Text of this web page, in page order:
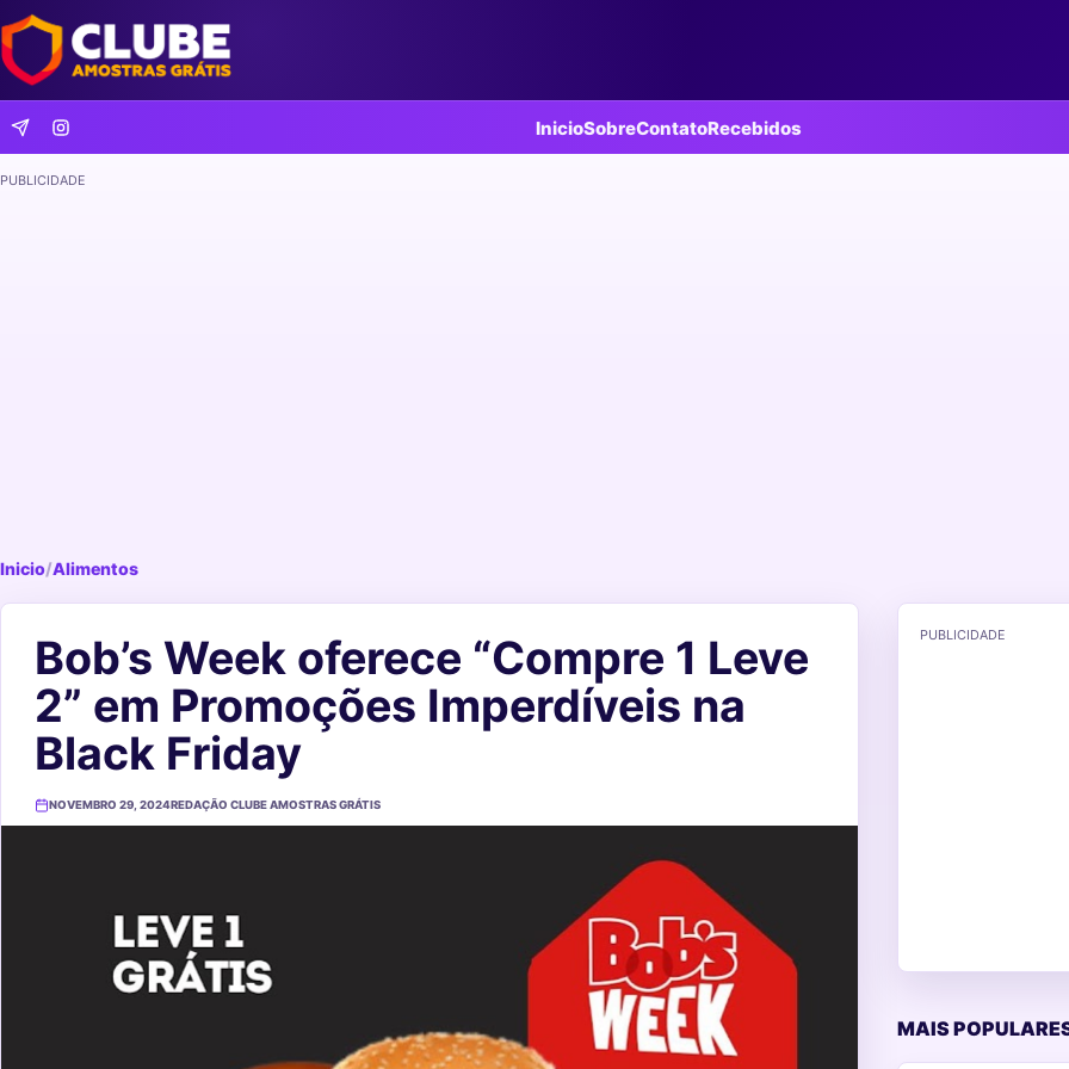
InicioSobreContatoRecebidos
PUBLICIDADE
Inicio/Alimentos
Bob’s Week oferece “Compre 1 Leve
2” em Promoções Imperdíveis na
Black Friday
NOVEMBRO 29, 2024REDAÇÃO CLUBE AMOSTRAS GRÁTIS
PUBLICIDADE
MAIS